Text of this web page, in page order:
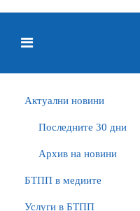
Актуални новини
Последните 30 дни
Архив на новини
БTПП в медиите
Услуги в БТПП